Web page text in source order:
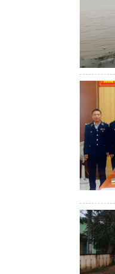
Hội nghị ngành
đổi số trên địa bàn tỉnh
Công Thương và CĐCT
Hội
liên quan đến hoạt
và chế biến chế tạo năm
về dự án Luật Quản lý và
thứ 35 HĐND tỉnh Hà
mùa nắng nóng (Theo
ty TNHH Thương mại tổng
Tiếp sức phát triển
Ủy viên Trung
Tiêu điểm
các nhà cung cấp khu
tuyến tìm hiểu cuộc vận
Văn phòng Sở Công
Công đoàn Công
lịch chùa Hương Tích
tác tỉnh Hà Tĩnh làm
toàn quốc tổng kết công
biểu Đảng bộ UBND tỉnh
về những vấn đề lớn, hệ
nhân ngày Doanh